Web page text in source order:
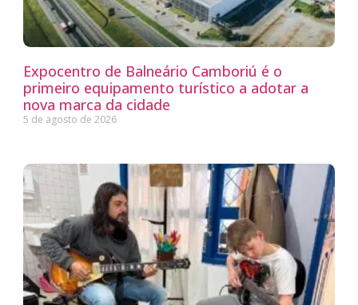
Expocentro de Balneário Camboriú é o
primeiro equipamento turístico a adotar a
nova marca da cidade
5 de agosto de 2026